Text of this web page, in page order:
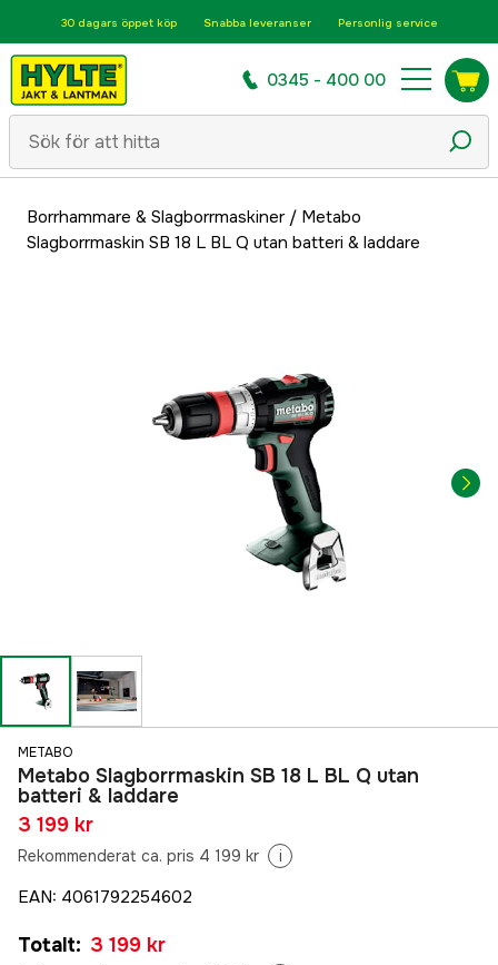
30 dagars öppet köp Snabba leveranser Personlig service
0345 - 400 00
Borrhammare & Slagborrmaskiner/ Metabo
Slagborrmaskin SB 18 L BL Q utan batteri & laddare
METABO
Metabo Slagborrmaskin SB 18 L BL Q utan
batteri & laddare
3 199 kr
Rekommenderat ca. pris 4 199 kr i
EAN: 4061792254602
Totalt: 3 199 kr